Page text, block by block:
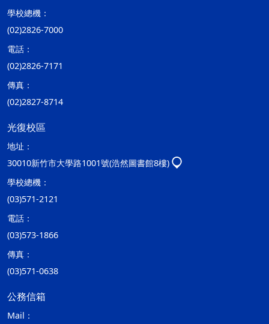
學校總機：
(02)2826-7000
電話：
(02)2826-7171
傳真：
(02)2827-8714
光復校區
地址：
30010新竹市大學路1001號(浩然圖書館8樓)
學校總機：
(03)571-2121
電話：
(03)573-1866
傳真：
(03)571-0638
公務信箱
Mail：